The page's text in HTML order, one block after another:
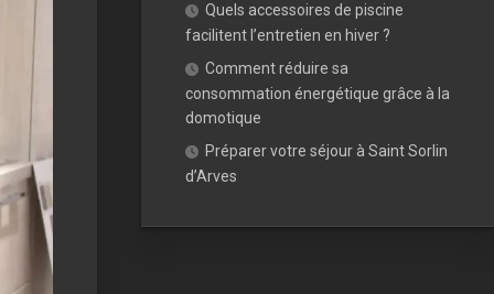
Quels accessoires de piscine
facilitent l’entretien en hiver ?
Comment réduire sa
consommation énergétique grâce à la
domotique
Préparer votre séjour à Saint Sorlin
d’Arves